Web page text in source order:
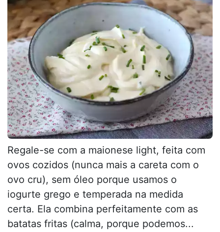
Regale-se com a maionese light, feita com
ovos cozidos (nunca mais a careta com o
ovo cru), sem óleo porque usamos o
iogurte grego e temperada na medida
certa. Ela combina perfeitamente com as
batatas fritas (calma, porque podemos...